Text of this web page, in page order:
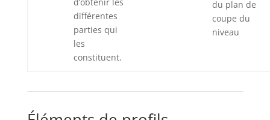
différentes
parties qui
les
constituent.
du plan de
coupe du
niveau